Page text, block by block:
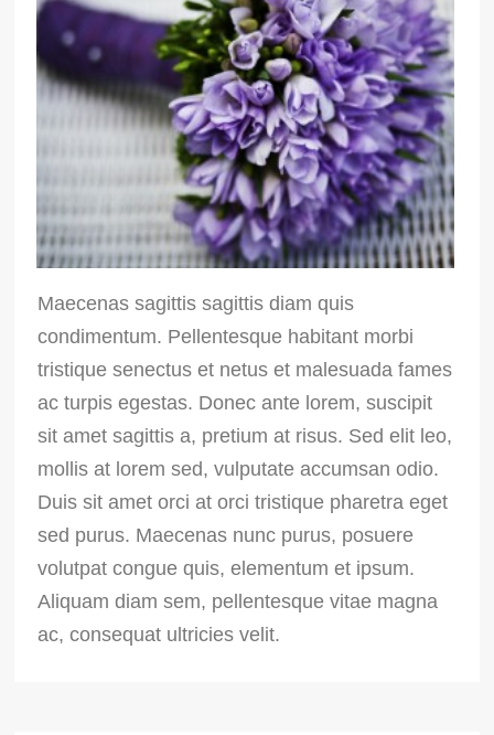
Maecenas sagittis sagittis diam quis
condimentum. Pellentesque habitant morbi
tristique senectus et netus et malesuada fames
ac turpis egestas. Donec ante lorem, suscipit
sit amet sagittis a, pretium at risus. Sed elit leo,
mollis at lorem sed, vulputate accumsan odio.
Duis sit amet orci at orci tristique pharetra eget
sed purus. Maecenas nunc purus, posuere
volutpat congue quis, elementum et ipsum.
Aliquam diam sem, pellentesque vitae magna
ac, consequat ultricies velit.